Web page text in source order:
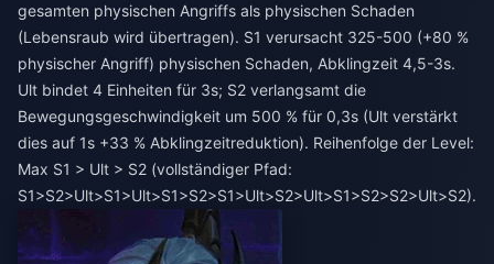
gesamten physischen Angriffs als physischen Schaden
(Lebensraub wird übertragen). S1 verursacht 325-500 (+80 %
physischer Angriff) physischen Schaden, Abklingzeit 4,5-3s.
Ult bindet 4 Einheiten für 3s; S2 verlangsamt die
Bewegungsgeschwindigkeit um 500 % für 0,3s (Ult verstärkt
dies auf 1s +33 % Abklingzeitreduktion). Reihenfolge der Level:
Max S1 > Ult > S2 (vollständiger Pfad:
S1>S2>Ult>S1>Ult>S1>S2>S1>Ult>S2>Ult>S1>S2>S2>Ult>S2).